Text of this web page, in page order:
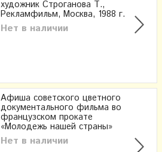
художник Строганова Т.,
Рекламфильм, Москва, 1988 г.
Нет в наличии
Афиша советского цветного
документального фильма во
французском прокате
«Молодежь нашей страны»
Нет в наличии